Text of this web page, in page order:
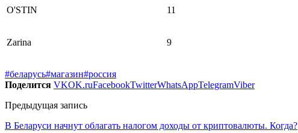
O'STIN 11
Zarina 9
#беларусь#магазин#россия
Поделится VKOK.ruFacebookTwitterWhatsAppTelegramViber
Предыдущая запись
В Беларуси начнут облагать налогом доходы от криптовалюты. Когда?